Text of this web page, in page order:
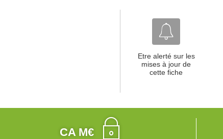
Etre alerté sur les
mises à jour de
cette fiche
CA M€